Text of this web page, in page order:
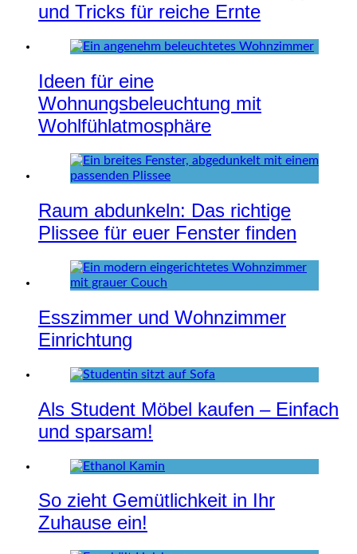
und Tricks für reiche Ernte
Ideen für eine
Wohnungsbeleuchtung mit
Wohlfühlatmosphäre
Raum abdunkeln: Das richtige
Plissee für euer Fenster finden
Esszimmer und Wohnzimmer
Einrichtung
Als Student Möbel kaufen – Einfach
und sparsam!
So zieht Gemütlichkeit in Ihr
Zuhause ein!